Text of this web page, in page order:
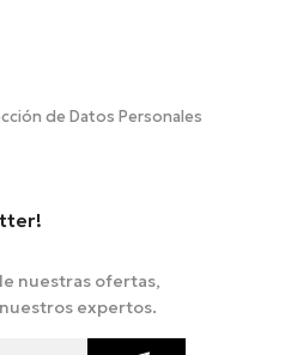
de Datos Personales
nuestras ofertas,
expertos.